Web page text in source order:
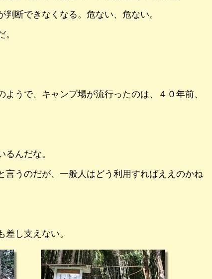
断できなくなる。危ない、危ない。
うで、キャンプ場が流行ったのは、４０年前、
んだな。
うのだが、一般人はどう利用すればええのかね
し支えない。